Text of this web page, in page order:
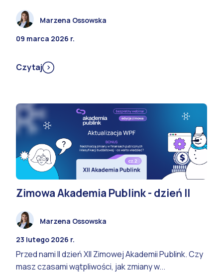
Marzena Ossowska
09 marca 2026 r.
Czytaj
Zimowa Akademia Publink - dzień II
Marzena Ossowska
23 lutego 2026 r.
Przed nami II dzień XII Zimowej Akademii Publink. Czy
masz czasami wątpliwości, jak zmiany w...